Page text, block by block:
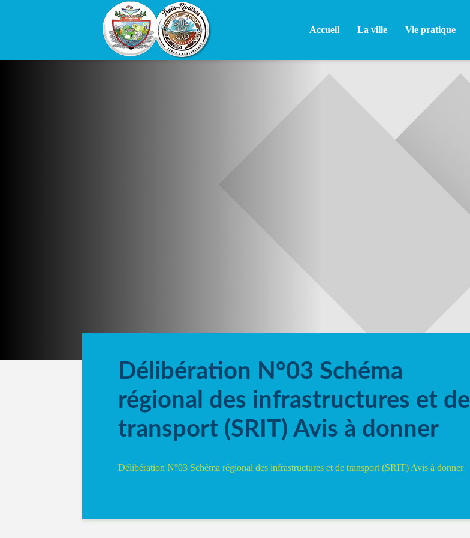
Accueil La ville Vie pratique
Délibération N°03 Schéma
régional des infrastructures et de
transport (SRIT) Avis à donner
Délibération N°03 Schéma régional des infrastructures et de transport (SRIT) Avis à donner